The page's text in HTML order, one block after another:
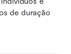
de duração